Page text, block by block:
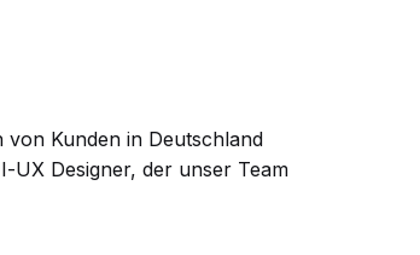
Kunden in Deutschland
UX Designer, der unser Team